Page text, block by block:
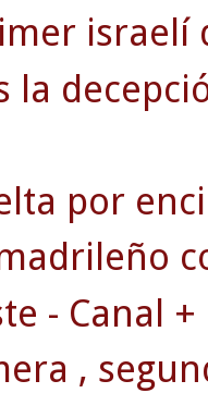
israelí
la
por
- Canal +
,